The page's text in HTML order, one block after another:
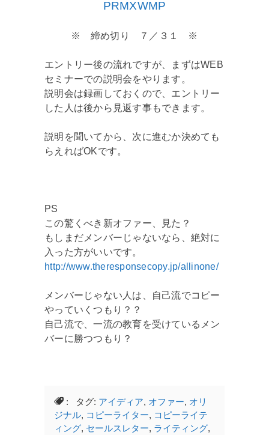
PRMXWMP
※ 締め切り ７／３１ ※
エントリー後の流れですが、まずはWEB
セミナーでの説明会をやります。
説明会は録画しておくので、エントリー
した人は後から見返す事もできます。
説明を聞いてから、次に進むか決めても
らえればOKです。
PS
この驚くべき新オファー、見た？
もしまだメンバーじゃないなら、絶対に
入った方がいいです。
http://www.theresponsecopy.jp/allinone/
メンバーじゃない人は、自己流でコピー
やっていくつもり？？
自己流で、一流の教育を受けているメン
バーに勝つつもり？
: タグ: アイディア, オファー, オリ
ジナル, コピーライター, コピーライテ
ィング, セールスレター, ライティング,